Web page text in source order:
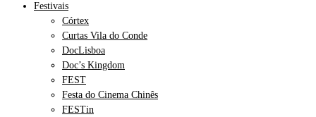
Festivais
Córtex
Curtas Vila do Conde
DocLisboa
Doc’s Kingdom
FEST
Festa do Cinema Chinês
FESTin